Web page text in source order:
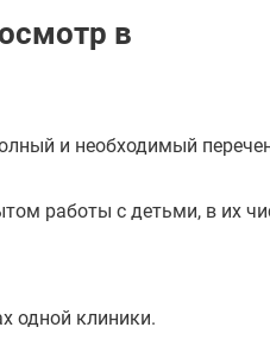
в
и необходимый
работы с детьми, в их
одной клиники.